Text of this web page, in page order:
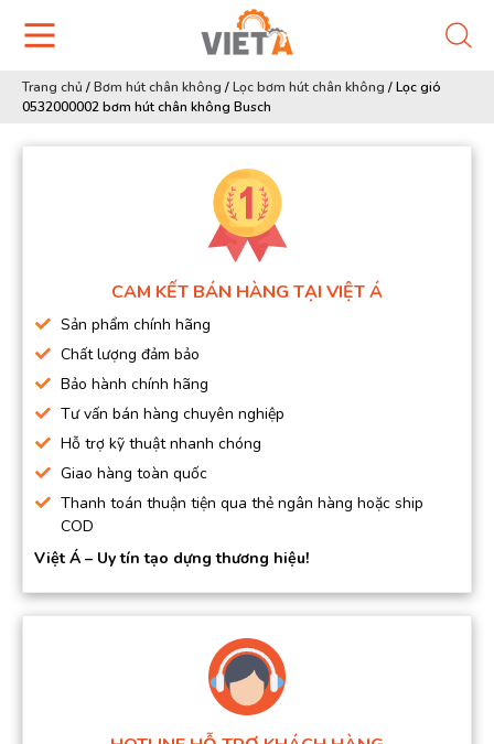
Trang chủ /Bơm hút chân không /Lọc bơm hút chân không /Lọc gió
0532000002 bơm hút chân không Busch
CAM KẾT BÁN HÀNG TẠI VIỆT Á
Sản phẩm chính hãng
Chất lượng đảm bảo
Bảo hành chính hãng
Tư vấn bán hàng chuyên nghiệp
Hỗ trợ kỹ thuật nhanh chóng
Giao hàng toàn quốc
Thanh toán thuận tiện qua thẻ ngân hàng hoặc ship
COD
Việt Á – Uy tín tạo dựng thương hiệu!